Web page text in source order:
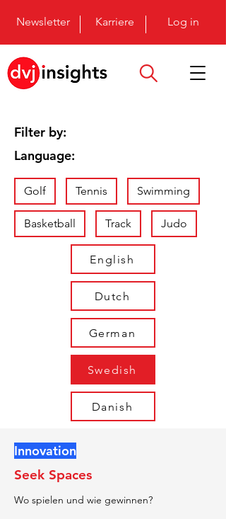
Newsletter Karriere Log in
Filter by:
Language:
Golf Tennis Swimming
Basketball Track Judo
English
Dutch
German
Swedish
Danish
Innovation
Seek Spaces
Wo spielen und wie gewinnen?